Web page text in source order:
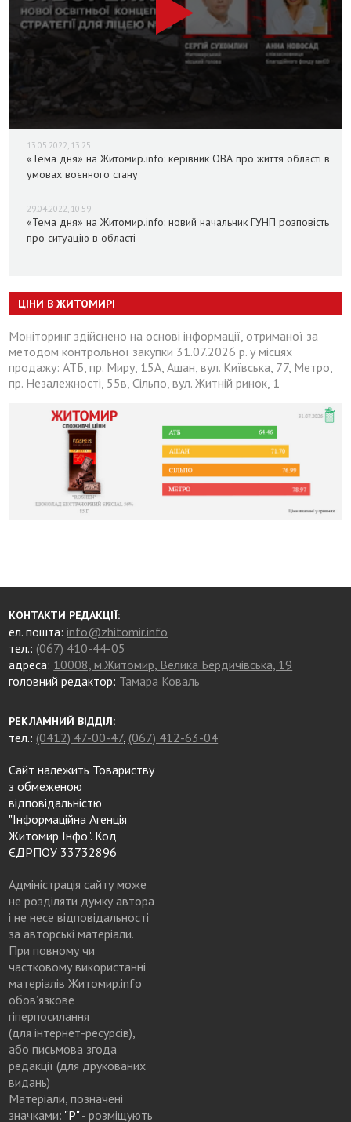
13.05.2022, 13:25
«Тема дня» на Житомир.info: керівник ОВА про життя області в
умовах воєнного стану
29.04.2022, 10:59
«Тема дня» на Житомир.info: новий начальник ГУНП розповість
про ситуацію в області
ЦІНИ В ЖИТОМИРІ
Моніторинг здійснено на основі інформації, отриманої за
методом контрольної закупки 31.07.2026 р. у місцях
продажу: АТБ, пр. Миру, 15А, Ашан, вул. Київська, 77, Метро,
пр. Незалежності, 55в, Сільпо, вул. Житній ринок, 1
КОНТАКТИ РЕДАКЦІЇ:
ел. пошта:info@zhitomir.info
тел.: (067) 410-44-05
адреса: 10008, м.Житомир, Велика Бердичівська, 19
головний редактор: Тамара Коваль
РЕКЛАМНИЙ ВІДДІЛ:
тел.: (0412) 47-00-47, (067) 412-63-04
Сайт належить Товариству
з обмеженою
відповідальністю
"Інформаційна Агенція
Житомир Інфо". Код
ЄДРПОУ 33732896
Адміністрація сайту може
не розділяти думку автора
і не несе відповідальності
за авторські матеріали.
При повному чи
частковому використанні
матеріалів Житомир.info
обов’язкове
гіперпосилання
(для інтернет-ресурсів),
або письмова згода
редакції (для друкованих
видань)
Матеріали, позначені
значками: "Р"- розміщують